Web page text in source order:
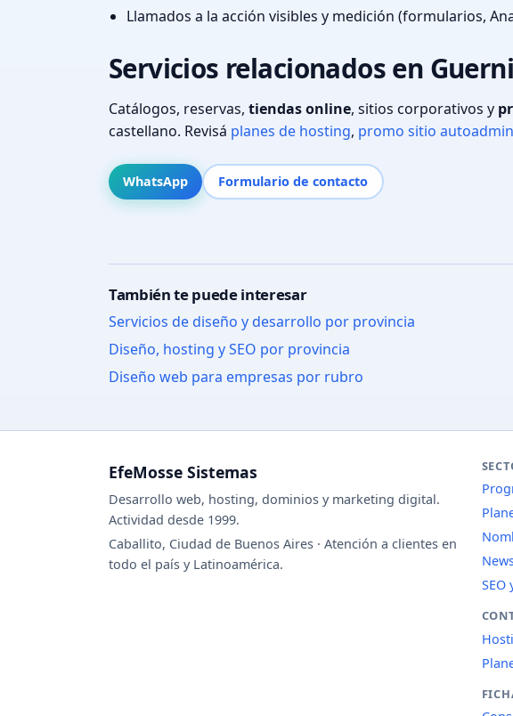
Llamados a la acción visibles y medición (formularios,
Servicios relacionados en
Catálogos, reservas, tiendas online, sitios corporativos y
castellano. Revisá planes de hosting, promo sitio
WhatsApp Formulario de contacto
También te puede interesar
Servicios de diseño y desarrollo por provincia
Diseño, hosting y SEO por provincia
Diseño web para empresas por rubro
EfeMosse Sistemas
Desarrollo web, hosting, dominios y marketing digital.
Actividad desde 1999.
Caballito, Ciudad de Buenos Aires · Atención a clientes en
todo el país y Latinoamérica.
SEO